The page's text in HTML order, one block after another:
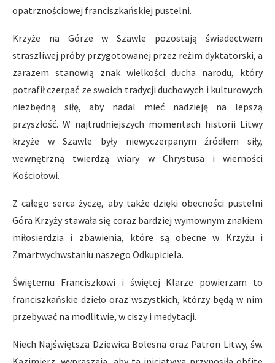
opatrznościowej franciszkańskiej pustelni.
Krzyże na Górze w Szawle pozostają świadectwem
straszliwej próby przygotowanej przez reżim dyktatorski, a
zarazem stanowią znak wielkości ducha narodu, który
potrafił czerpać ze swoich tradycji duchowych i kulturowych
niezbędną siłę, aby nadal mieć nadzieję na lepszą
przyszłość. W najtrudniejszych momentach historii Litwy
krzyże w Szawle były niewyczerpanym źródłem siły,
wewnętrzną twierdzą wiary w Chrystusa i wierności
Kościołowi.
Z całego serca życzę, aby także dzięki obecności pustelni
Góra Krzyży stawała się coraz bardziej wymownym znakiem
miłosierdzia i zbawienia, które są obecne w Krzyżu i
Zmartwychwstaniu naszego Odkupiciela.
Świętemu Franciszkowi i świętej Klarze powierzam to
franciszkańskie dzieło oraz wszystkich, którzy będą w nim
przebywać na modlitwie, w ciszy i medytacji.
Niech Najświętsza Dziewica Bolesna oraz Patron Litwy, św.